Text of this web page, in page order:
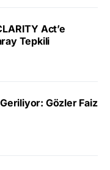
Act’e
Tepkili
Gözler Faiz